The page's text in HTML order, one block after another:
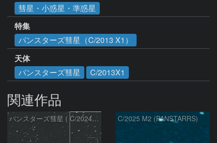
彗星・小惑星・準惑星
特集
パンスターズ彗星（C/2013 X1）
天体
パンスターズ彗星
C/2013X1
関連作品
パンスターズ彗星 ( C/2024R4 )：2026/07/27 C/2025 M2 (PANSTARRS)